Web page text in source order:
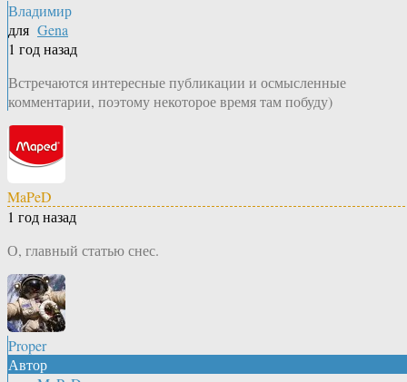
Владимир
для Gena
1 год назад
Встречаются интересные публикации и осмысленные
комментарии, поэтому некоторое время там побуду)
MaPeD
1 год назад
О, главный статью снес.
Proper
Автор